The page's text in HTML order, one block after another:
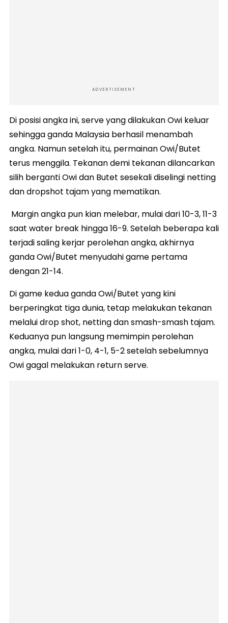
ADVERTISEMENT
Di posisi angka ini, serve yang dilakukan Owi keluar
sehingga ganda Malaysia berhasil menambah
angka. Namun setelah itu, permainan Owi/Butet
terus menggila. Tekanan demi tekanan dilancarkan
silih berganti Owi dan Butet sesekali diselingi netting
dan dropshot tajam yang mematikan.
Margin angka pun kian melebar, mulai dari 10-3, 11-3
saat water break hingga 16-9. Setelah beberapa kali
terjadi saling kerjar perolehan angka, akhirnya
ganda Owi/Butet menyudahi game pertama
dengan 21-14.
Di game kedua ganda Owi/Butet yang kini
berperingkat tiga dunia, tetap melakukan tekanan
melalui drop shot, netting dan smash-smash tajam.
Keduanya pun langsung memimpin perolehan
angka, mulai dari 1-0, 4-1, 5-2 setelah sebelumnya
Owi gagal melakukan return serve.